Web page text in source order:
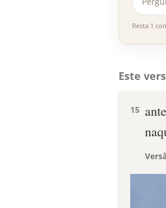
Resta 1
Este
15